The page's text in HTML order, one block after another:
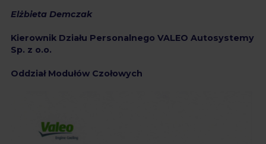
Elżbieta Demczak
Kierownik Działu Personalnego VALEO Autosystemy
Sp. z o.o.
Oddział Modułów Czołowych